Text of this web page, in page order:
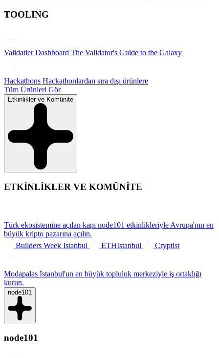
TOOLING
Validatier Dashboard The Validator's Guide to the Galaxy
Hackathons Hackathonlardan sıra dışı ürünlere
Tüm Ürünleri Gör
Etkinlikler ve Komünite
ETKİNLİKLER VE KOMÜNİTE
Türk ekosistemine açılan kapı node101 etkinlikleriyle Avrupa'nın en
büyük kripto pazarına açılın.
Builders Week Istanbul
ETHIstanbul Cryptist
Modapalas İstanbul'un en büyük topluluk merkeziyle iş ortaklığı
kurun.
node101
node101